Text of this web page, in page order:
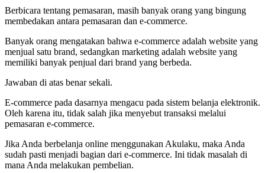
Berbicara tentang pemasaran, masih banyak orang yang bingung
membedakan antara pemasaran dan e-commerce.
Banyak orang mengatakan bahwa e-commerce adalah website yang
menjual satu brand, sedangkan marketing adalah website yang
memiliki banyak penjual dari brand yang berbeda.
Jawaban di atas benar sekali.
E-commerce pada dasarnya mengacu pada sistem belanja elektronik.
Oleh karena itu, tidak salah jika menyebut transaksi melalui
pemasaran e-commerce.
Jika Anda berbelanja online menggunakan Akulaku, maka Anda
sudah pasti menjadi bagian dari e-commerce. Ini tidak masalah di
mana Anda melakukan pembelian.